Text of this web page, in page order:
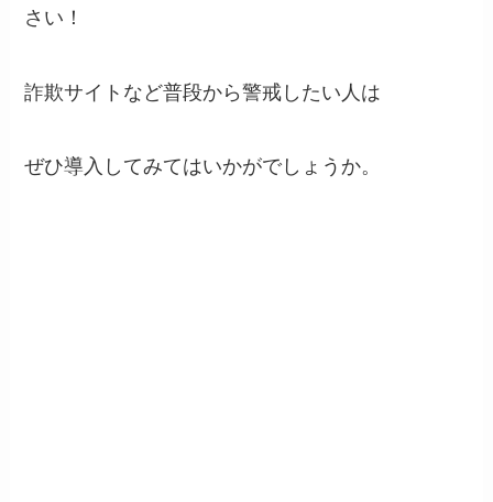
さい！
詐欺サイトなど普段から警戒したい人は
ぜひ導入してみてはいかがでしょうか。